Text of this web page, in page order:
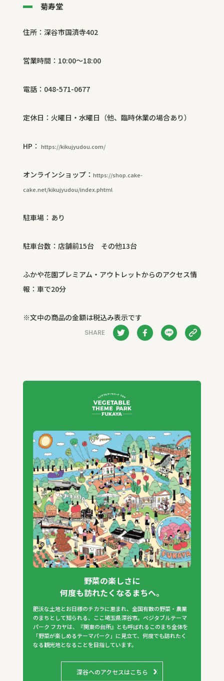
菊寿堂
住所：深谷市国済寺402
営業時間： 10:00～18:00
電話： 048-571-0677
定休日：火曜日・水曜日（他、臨時休業の場合あり）
HP ： https://kikujyudou.com/
オンラインショップ： https://shop.cake-
cake.net/kikujyudou/index.phtml
駐車場：あり
駐車台数：店舗前15台 その他13台
ふかや花園プレミアム・アウトレットからのアクセス情
報：車で20分
※文中の商品の金額は税込み表示です
SHARE
野菜の楽しさに
何度も訪れたくなるまちへ。
肥沃な土地とお日様のチカラに恵まれ、全国有数の野菜・農業
のまちとして知られる、ここ埼玉県深谷市。ベジタブルテーマ
パーク フカヤは、『関東の台所』とも呼ばれるこのまち全体を
「野菜が楽しめるテーマパーク」に見立て、何度でも訪れたく
なる観光地となることを目指しています。
深谷へのアクセスはこちら